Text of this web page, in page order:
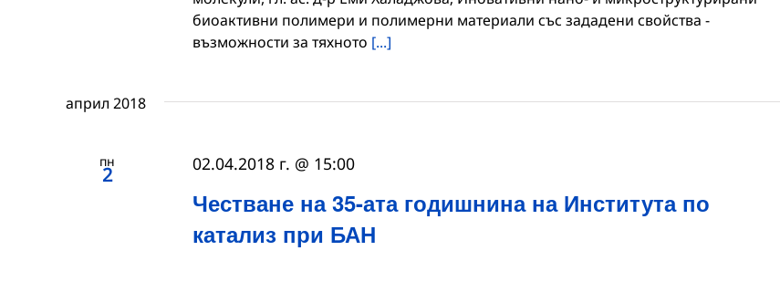
биоактивни полимери и полимерни материали със зададени свойства -
възможности за тяхното [...]
април 2018
пн
2
Честване на 35-ата годишнина на Института по
катализ при БАН
02.04.2018 г. @ 15:00